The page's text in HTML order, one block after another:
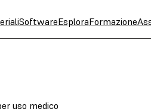
SoftwareEsploraFormazione
uso medico